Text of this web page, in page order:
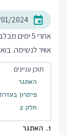
2024
אוויר לנשימה.
תוכן עניינים
האתגר
פיתרון
חלק 2
1. האתגר